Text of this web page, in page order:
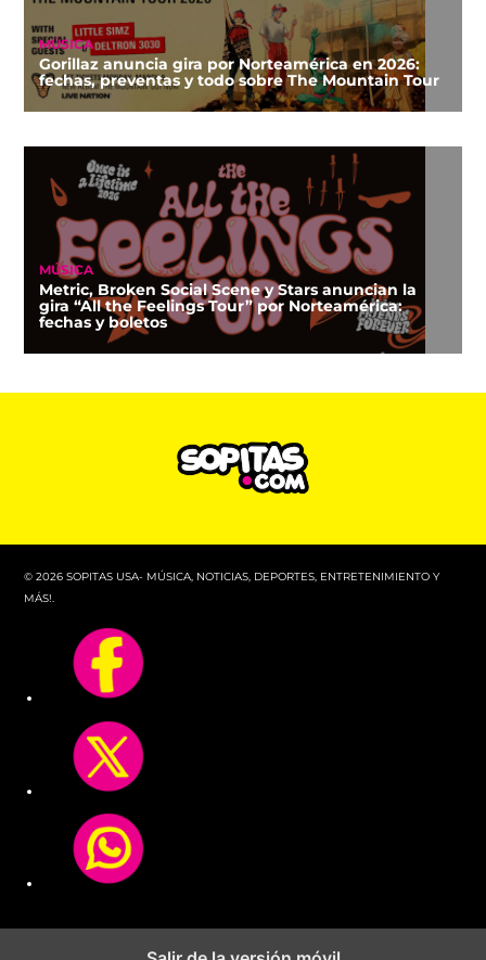
MÚSICA
Gorillaz anuncia gira por Norteamérica en 2026:
fechas, preventas y todo sobre The Mountain Tour
MÚSICA
Metric, Broken Social Scene y Stars anuncian la
gira “All the Feelings Tour” por Norteamérica:
fechas y boletos
© 2026 SOPITAS USA- MÚSICA, NOTICIAS, DEPORTES, ENTRETENIMIENTO Y
MÁS!.